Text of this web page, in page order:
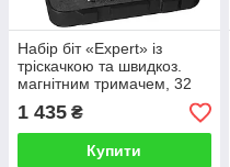
Набір біт «Expert» із
тріскачкою та швидкоз.
магнітним тримачем, 32
1 435 ₴
Купити